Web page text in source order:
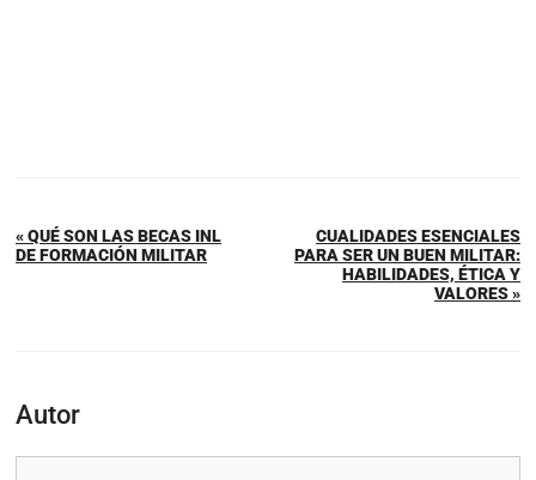
« QUÉ SON LAS BECAS INL
DE FORMACIÓN MILITAR
CUALIDADES ESENCIALES
PARA SER UN BUEN MILITAR:
HABILIDADES, ÉTICA Y
VALORES »
Autor